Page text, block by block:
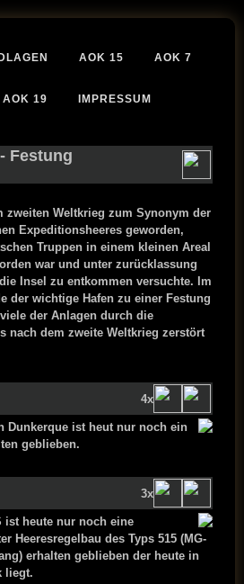
AOK 15 AOK 7
AOK 19 IMPRESSUM
- Festung
zweiten Weltkrieg zum Synonym der
Expeditionsheeres geworden,
Truppen in einem kleinen Areal
war und unter zurücklassung
Insel zu entkommen versuchte. Im
der wichtige Hafen zu einer Festung
der Anlagen durch die
nach dem zweite Weltkrieg zerstört
4x
Dunkerque ist heut nur noch ein
geblieben.
3x
ist heute nur noch eine
Heeresregelbau des Typs 515 (MG-
erhalten geblieben der heute in
liegt.